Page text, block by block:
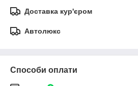
Доставка кур'єром
Автолюкс
Способи оплати